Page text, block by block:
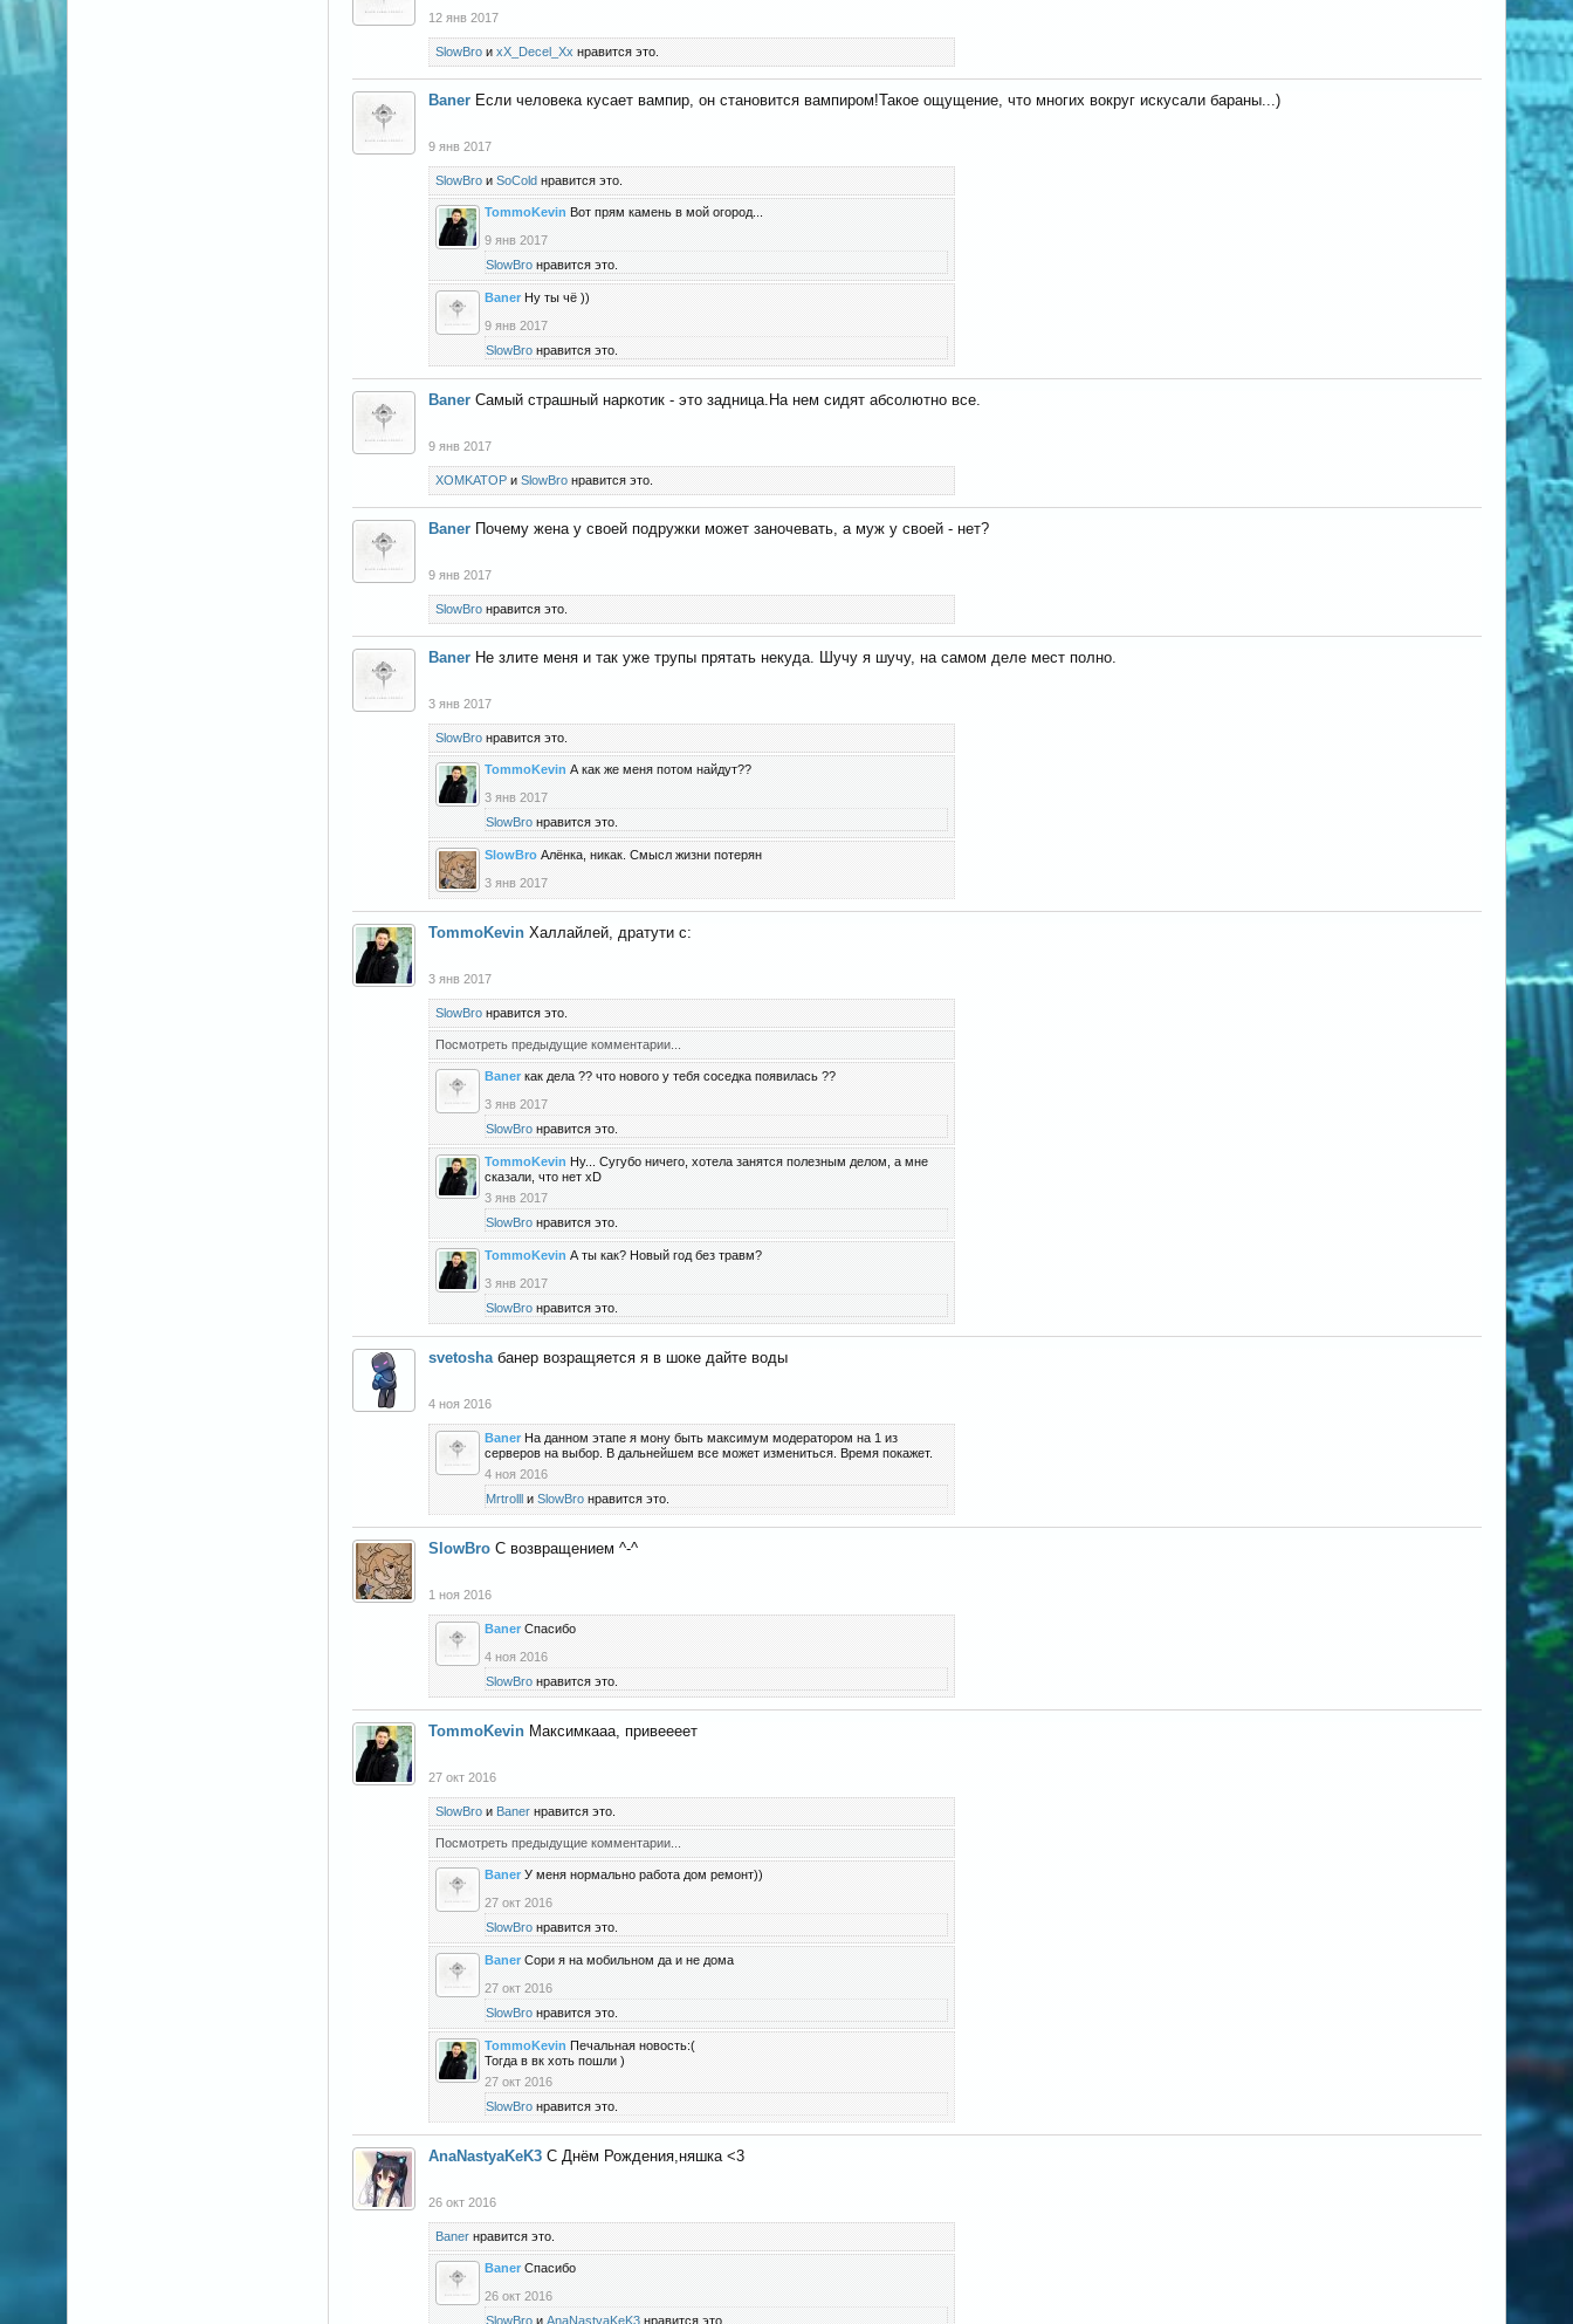
12 янв 2017
SlowBro и xX_Decel_Xx нравится это.
Baner Если человека кусает вампир, он становится вампиром!Такое ощущение, что многих вокруг искусали бараны...)
9 янв 2017
SlowBro и SoCold нравится это.
TommoKevin Вот прям камень в мой огород...
9 янв 2017
SlowBro нравится это.
Baner Ну ты чё ))
9 янв 2017
SlowBro нравится это.
Baner Самый страшный наркотик - это задница.На нем сидят абсолютно все.
9 янв 2017
XOMKATOP и SlowBro нравится это.
Baner Почему жена у своей подружки может заночевать, а муж у своей - нет?
9 янв 2017
SlowBro нравится это.
Baner Не злите меня и так уже трупы прятать некуда. Шучу я шучу, на самом деле мест полно.
3 янв 2017
SlowBro нравится это.
TommoKevin А как же меня потом найдут??
3 янв 2017
SlowBro нравится это.
SlowBro Алёнка, никак. Смысл жизни потерян
3 янв 2017
TommoKevin Халлайлей, дратути с:
3 янв 2017
SlowBro нравится это.
Посмотреть предыдущие комментарии...
Baner как дела ?? что нового у тебя соседка появилась ??
3 янв 2017
SlowBro нравится это.
TommoKevin Ну... Сугубо ничего, хотела занятся полезным делом, а мне
сказали, что нет xD
3 янв 2017
SlowBro нравится это.
TommoKevin А ты как? Новый год без травм?
3 янв 2017
SlowBro нравится это.
svetosha банер возращяется я в шоке дайте воды
4 ноя 2016
Baner На данном этапе я мону быть максимум модератором на 1 из
серверов на выбор. В дальнейшем все может измениться. Время покажет.
4 ноя 2016
Mrtrolll и SlowBro нравится это.
SlowBro С возвращением ^-^
1 ноя 2016
Baner Спасибо
4 ноя 2016
SlowBro нравится это.
TommoKevin Максимкааа, привеееет
27 окт 2016
SlowBro и Baner нравится это.
Посмотреть предыдущие комментарии...
Baner У меня нормально работа дом ремонт))
27 окт 2016
SlowBro нравится это.
Baner Сори я на мобильном да и не дома
27 окт 2016
SlowBro нравится это.
TommoKevin Печальная новость:(
Тогда в вк хоть пошли )
27 окт 2016
SlowBro нравится это.
AnaNastyaKeK3 С Днём Рождения,няшка <3
26 окт 2016
Baner нравится это.
Baner Спасибо
26 окт 2016
SlowBro и AnaNastyaKeK3 нравится это.